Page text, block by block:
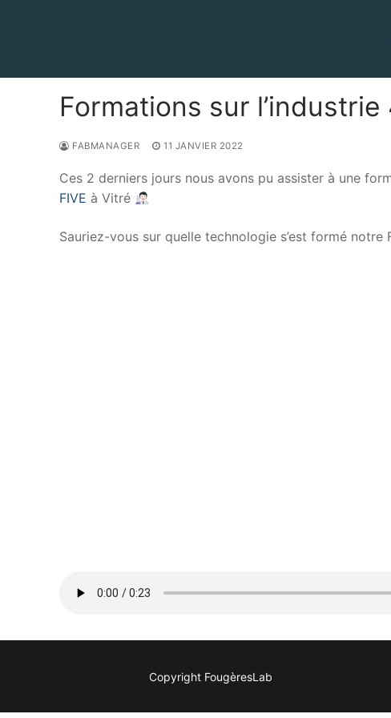
Formations sur l’industrie
FABMANAGER 11 JANVIER 2022
Ces 2 derniers jours nous avons pu assister à une
FIVE à Vitré
Sauriez-vous sur quelle technologie s’est formé notre
Copyright FougèresLab